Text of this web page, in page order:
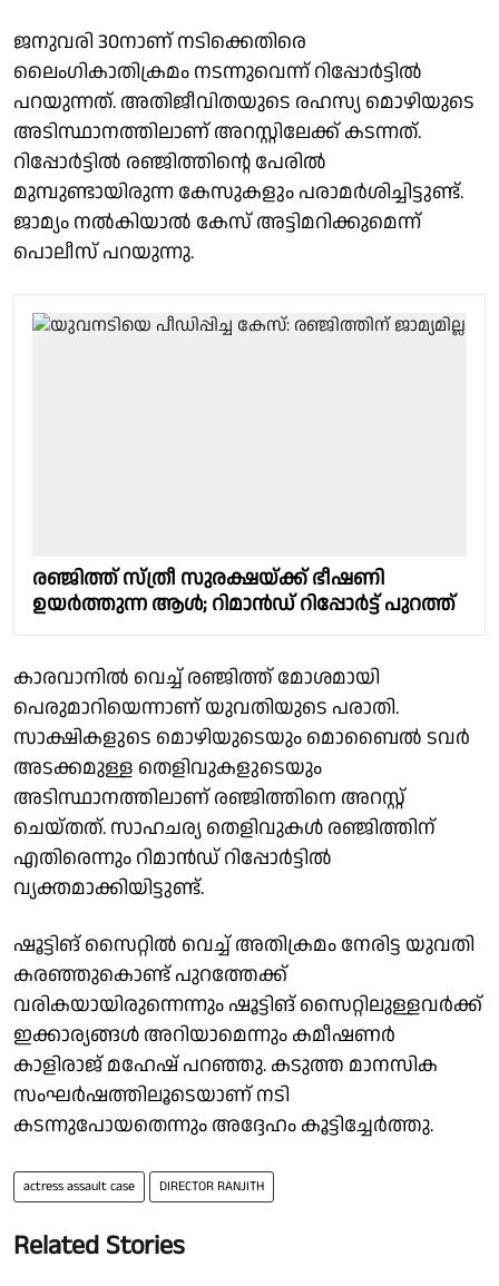
ജനുവരി 30നാണ് നടിക്കെതിരെ
ലൈംഗികാതിക്രമം നടന്നുവെന്ന് റിപ്പോർട്ടിൽ
പറയുന്നത്. അതിജീവിതയുടെ രഹസ്യ മൊഴിയുടെ
അടിസ്ഥാനത്തിലാണ് അറസ്റ്റിലേക്ക് കടന്നത്.
റിപ്പോർട്ടിൽ രഞ്ജിത്തിൻ്റെ പേരിൽ
മുമ്പുണ്ടായിരുന്ന കേസുകളും പരാമർശിച്ചിട്ടുണ്ട്.
ജാമ്യം നൽകിയാൽ കേസ് അട്ടിമറിക്കുമെന്ന്
പൊലീസ് പറയുന്നു.
രഞ്ജിത്ത് സ്ത്രീ സുരക്ഷയ്ക്ക് ഭീഷണി
ഉയർത്തുന്ന ആൾ; റിമാൻഡ് റിപ്പോർട്ട് പുറത്ത്
കാരവാനിൽ വെച്ച് രഞ്ജിത്ത് മോശമായി
പെരുമാറിയെന്നാണ് യുവതിയുടെ പരാതി.
സാക്ഷികളുടെ മൊഴിയുടെയും മൊബൈൽ ടവർ
അടക്കമുള്ള തെളിവുകളുടെയും
അടിസ്ഥാനത്തിലാണ് രഞ്ജിത്തിനെ അറസ്റ്റ്
ചെയ്തത്. സാഹചര്യ തെളിവുകൾ രഞ്ജിത്തിന്
എതിരെന്നും റിമാൻഡ് റിപ്പോർട്ടിൽ
വ്യക്തമാക്കിയിട്ടുണ്ട്.
ഷൂട്ടിങ് സൈറ്റിൽ വെച്ച് അതിക്രമം നേരിട്ട യുവതി
കരഞ്ഞുകൊണ്ട് പുറത്തേക്ക്
വരികയായിരുന്നെന്നും ഷൂട്ടിങ് സൈറ്റിലുള്ളവർക്ക്
ഇക്കാര്യങ്ങൾ അറിയാമെന്നും കമീഷണർ
കാളിരാജ് മഹേഷ് പറഞ്ഞു. കടുത്ത മാനസിക
സംഘർഷത്തിലൂടെയാണ് നടി
കടന്നുപോയതെന്നും അദ്ദേഹം കൂട്ടിച്ചേർത്തു.
actress assault case DIRECTOR RANJITH
Related Stories